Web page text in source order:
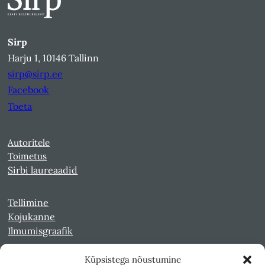
Küpsistega nõustumine
Sirp
Harju 1, 10146 Tallinn
sirp@sirp.ee
Facebook
Toeta
Autoritele
Toimetus
Sirbi laureaadid
Tellimine
Kojukanne
Ilmumisgraafik